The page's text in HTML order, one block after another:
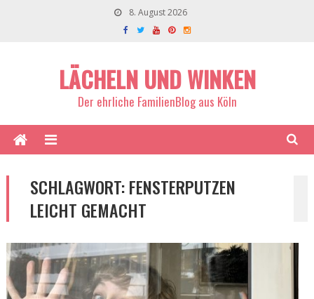
8. August 2026
LÄCHELN UND WINKEN
Der ehrliche FamilienBlog aus Köln
SCHLAGWORT:FENSTERPUTZEN
LEICHT GEMACHT